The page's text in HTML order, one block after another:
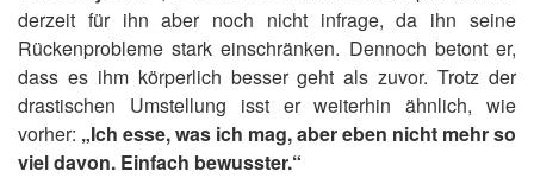
derzeit für ihn aber noch nicht infrage, da ihn seine
Rückenprobleme stark einschränken. Dennoch betont er,
dass es ihm körperlich besser geht als zuvor. Trotz der
drastischen Umstellung isst er weiterhin ähnlich, wie
vorher: „Ich esse, was ich mag, aber eben nicht mehr so
viel davon. Einfach bewusster.“